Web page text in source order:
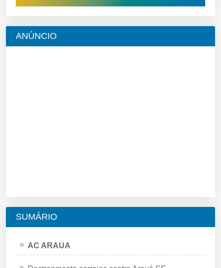
ANÚNCIO
SUMÁRIO
AC ARAUA